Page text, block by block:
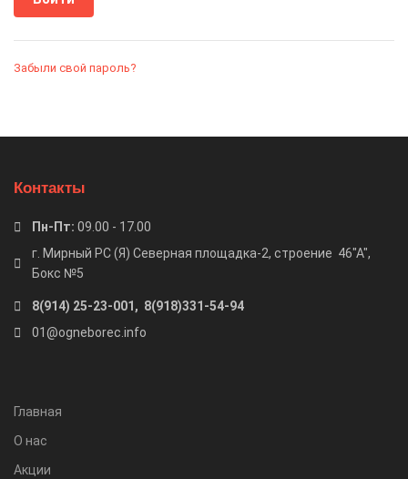
Забыли свой пароль?
Контакты
Пн-Пт: 09.00 - 17.00
г. Мирный РС (Я) Северная площадка-2, строение 46"А",
Бокс №5
8(914) 25-23-001, 8(918)331-54-94
01@ogneborec.info
Главная
О нас
Акции